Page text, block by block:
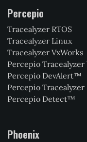
Percepio
Tracealyzer RTOS
Tracealyzer Linux
Tracealyzer VxWorks
Percepio Tracealyzer
Percepio DevAlert™
Percepio
Percepio Detect™
Phoenix